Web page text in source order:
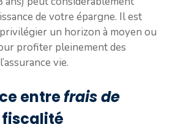
de votre épargne. Il est
un horizon à moyen ou
profiter pleinement des
vie.
entrefrais de